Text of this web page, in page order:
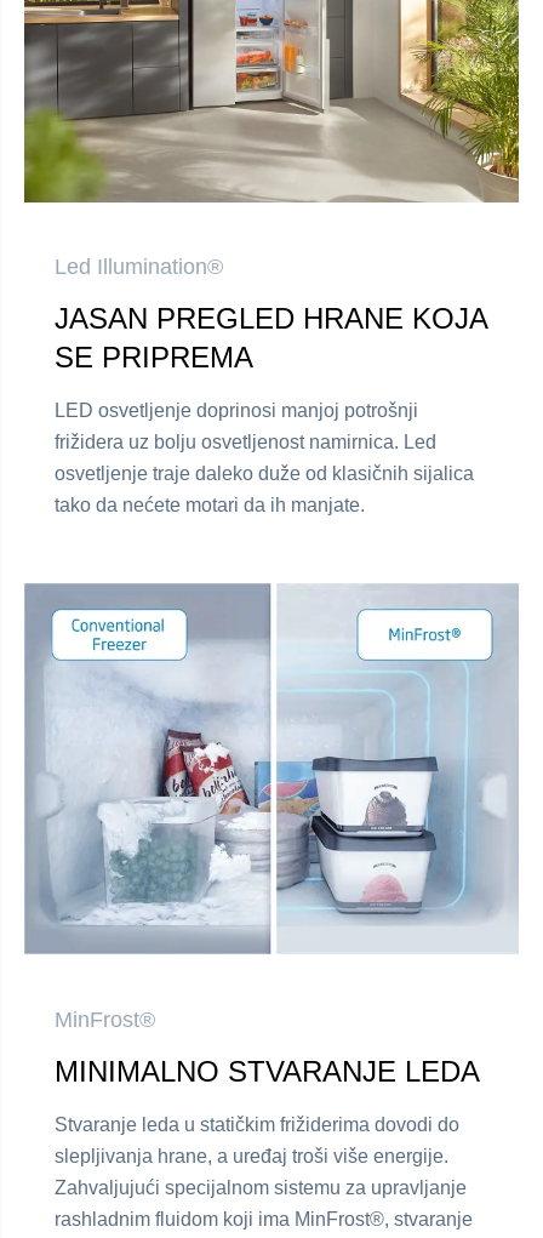
Led Illumination®
JASAN PREGLED HRANE KOJA
SE PRIPREMA
LED osvetljenje doprinosi manjoj potrošnji
frižidera uz bolju osvetljenost namirnica. Led
osvetljenje traje daleko duže od klasičnih sijalica
tako da nećete motari da ih manjate.
MinFrost®
MINIMALNO STVARANJE LEDA
Stvaranje leda u statičkim frižiderima dovodi do
slepljivanja hrane, a uređaj troši više energije.
Zahvaljujući specijalnom sistemu za upravljanje
rashladnim fluidom koji ima MinFrost®, stvaranje